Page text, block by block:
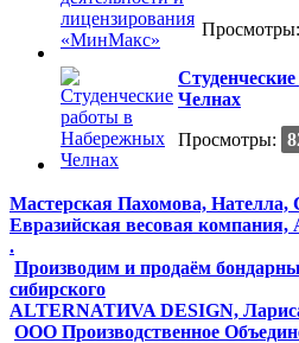
Просмотры:
Челнах
Просмотры:
Мастерская Пахомова, Нателла,
Евразийская весовая
.
Производим и продаём
сибирского
ALTERNATИVA DESIGN,
ООО Производственное